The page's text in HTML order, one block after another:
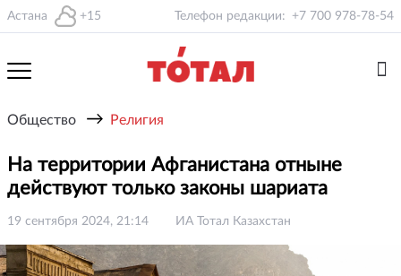
Астана +15 Телефон редакции: +7 700 978-78-54
Общество → Религия
На территории Афганистана отныне
действуют только законы шариата
19 сентября 2024, 21:14 ИА Тотал Казахстан